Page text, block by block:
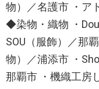
物）／名護市 ・ア
◆染物・織物 ・
SOU（服飾）／那
物）／浦添市 ・
那覇市 ・機織工房